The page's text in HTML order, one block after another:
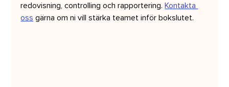
redovisning, controlling och rapportering. Kontakta
oss gärna om ni vill stärka teamet inför bokslutet.